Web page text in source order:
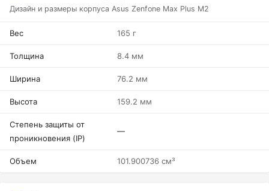
Дизайн и размеры корпуса Asus Zenfone Max Plus M2
Вес 165 г
Толщина 8.4 мм
Ширина 76.2 мм
Высота 159.2 мм
Степень защиты от
проникновения (IP)
—
Объем 101.900736 см³